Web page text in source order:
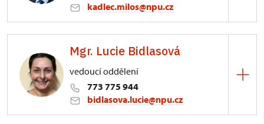
kadlec.milos@npu.cz
3/, Sychrov 3
Mgr. Lucie Bidlasová
vedoucí oddělení
773 775 944
bidlasova.lucie@npu.cz